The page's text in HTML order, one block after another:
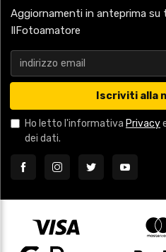
Aggiornamenti in anteprima
IlFotoamatore
Iscriviti alla
Ho letto l'informativa Privacy
dei dati.